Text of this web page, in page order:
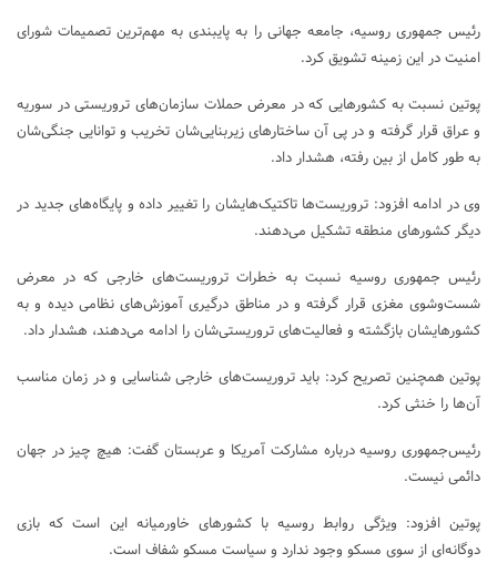
رئیس جمهوری روسیه، جامعه جهانی را به پایبندی به مهم‌ترین تصمیمات شورای
امنیت در این زمینه تشویق کرد.
پوتین نسبت به کشورهایی که در معرض حملات سازمان‌های تروریستی در سوریه
و عراق قرار گرفته و در پی آن ساختارهای زیربنایی‌شان تخریب و توانایی جنگی‌شان
به‌ طور کامل از بین رفته، هشدار داد.
وی در ادامه افزود: تروریست‌ها تاکتیک‌هایشان را تغییر داده و پایگاه‌های جدید در
دیگر کشورهای منطقه تشکیل می‌دهند.
رئیس جمهوری روسیه نسبت به خطرات تروریست‌های خارجی که در معرض
شست‌وشوی مغزی قرار گرفته و در مناطق درگیری آموزش‌های نظامی دیده و به
کشورهایشان بازگشته و فعالیت‌های تروریستی‌شان را ادامه می‌دهند، هشدار داد.
پوتین همچنین تصریح کرد: باید تروریست‌های خارجی شناسایی و در زمان مناسب
آن‌ها را خنثی کرد.
رئیس‌جمهوری روسیه درباره مشارکت آمریکا و عربستان گفت: هیچ چیز در جهان
دائمی نیست.
پوتین افزود: ویژگی روابط روسیه با کشورهای خاورمیانه این است که بازی
دوگانه‌ای از سوی مسکو وجود ندارد و سیاست مسکو شفاف است.